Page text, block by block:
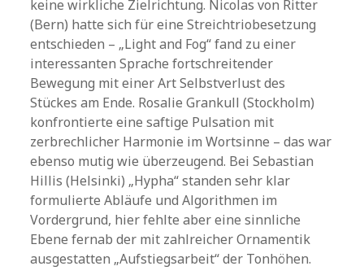
keine wirkliche Zielrichtung. Nicolas von Ritter
(Bern) hatte sich für eine Streichtriobesetzung
entschieden – „Light and Fog“ fand zu einer
interessanten Sprache fortschreitender
Bewegung mit einer Art Selbstverlust des
Stückes am Ende. Rosalie Grankull (Stockholm)
konfrontierte eine saftige Pulsation mit
zerbrechlicher Harmonie im Wortsinne – das war
ebenso mutig wie überzeugend. Bei Sebastian
Hillis (Helsinki) „Hypha“ standen sehr klar
formulierte Abläufe und Algorithmen im
Vordergrund, hier fehlte aber eine sinnliche
Ebene fernab der mit zahlreicher Ornamentik
ausgestatten „Aufstiegsarbeit“ der Tonhöhen.